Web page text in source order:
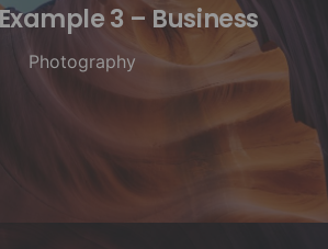
3 – Business
Photography